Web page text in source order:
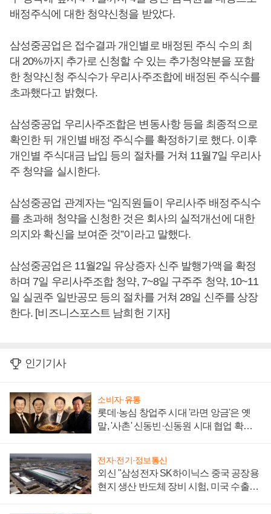
배정주식에 대한 청약신청을 받았다.
삼성중공업은 접수결과 개인별로 배정된 주식 수의 최
대 20%까지 추가로 신청할 수 있는 추가청약분을 포함
한 청약신청 주식수가 우리사주조합에 배정된 주식수를
초과했다고 밝혔다.
삼성중공업 우리사주조합은 변동사항 등을 최종적으로
확인한 뒤 개인별 배정 주식수를 확정하기로 했다. 이후
개인별 주식대금 납입 등의 절차를 거쳐 11월7일 우리사
주 청약을 실시한다.
삼성중공업 관계자는 “임직원들이 우리사주 배정주식수
를 초과해 청약을 신청한 것은 회사의 실적개선에 대한
의지와 확신을 보여준 것”이라고 말했다.
삼성중공업은 11월2일 유상증자 신주 발행가액을 확정
하며 7일 우리사주조합 청약, 7~8일 구주주 청약, 10~11
일 실권주 일반공모 등의 절차를 거쳐 28일 신주를 상장
한다. [비즈니스포스트 남희헌 기자]
인기기사
소비자·유통
롯데·농심 창업주 시대 '라면 앙금'은 옛
말, '사촌' 신동빈·신동원 시대 협업 확대
전자·전기·정보통신
외신 "삼성전자 SK하이닉스 중국 공장용
현지 생산 반도체 장비 시험, 미국 수출통